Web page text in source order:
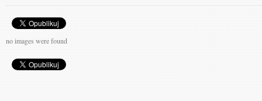
no images were found